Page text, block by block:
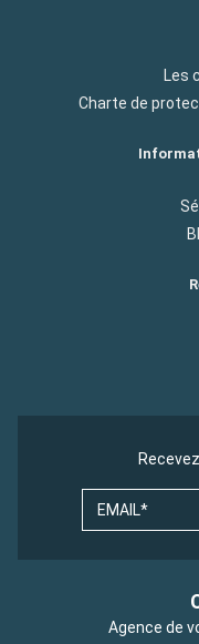
Les
Charte de
EMAIL*
Agence de